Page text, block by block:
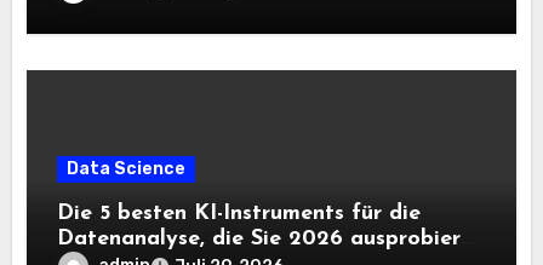
Data Science
Die 5 besten KI-Instruments für die
Datenanalyse, die Sie 2026 ausprobieren